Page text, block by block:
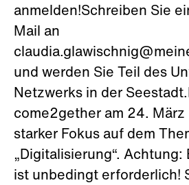
anmelden!Schreiben Sie
Mail an
und werden Sie Teil des
Netzwerks in der
come2gether am 24.
starker Fokus auf dem
„Digitalisierung“. Achtung:
ist unbedingt erforderlich!